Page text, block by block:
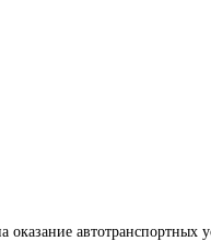
оказание автотранспортных